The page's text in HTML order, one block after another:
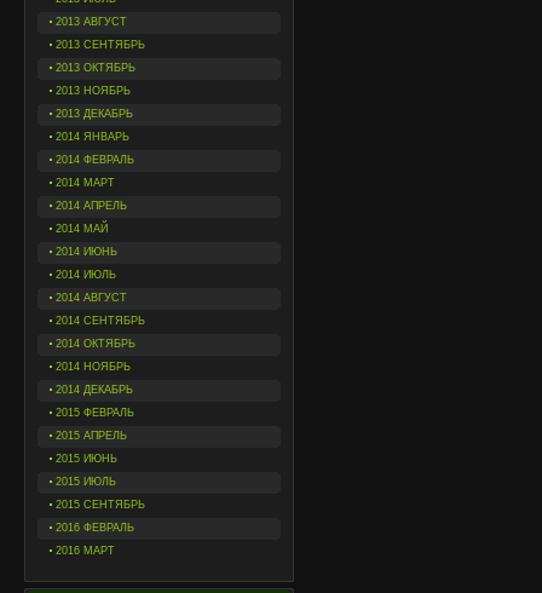
2013 АВГУСТ
2013 СЕНТЯБРЬ
2013 ОКТЯБРЬ
2013 НОЯБРЬ
2013 ДЕКАБРЬ
2014 ЯНВАРЬ
2014 ФЕВРАЛЬ
2014 МАРТ
2014 АПРЕЛЬ
2014 МАЙ
2014 ИЮНЬ
2014 ИЮЛЬ
2014 АВГУСТ
2014 СЕНТЯБРЬ
2014 ОКТЯБРЬ
2014 НОЯБРЬ
2014 ДЕКАБРЬ
2015 ФЕВРАЛЬ
2015 АПРЕЛЬ
2015 ИЮНЬ
2015 ИЮЛЬ
2015 СЕНТЯБРЬ
2016 ФЕВРАЛЬ
2016 МАРТ